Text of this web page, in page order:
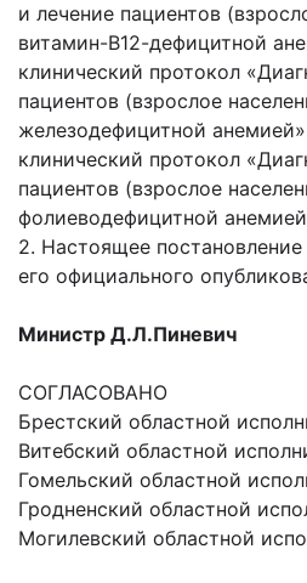
и лечение пациентов
витамин-В12-дефицитной
клинический протокол
пациентов (взрослое
железодефицитной
клинический протокол
пациентов (взрослое
фолиеводефицитной
2. Настоящее
его официального
Министр Д.Л.Пиневич
СОГЛАСОВАНО
Брестский областной
Витебский областной
Гомельский областной
Гродненский областной
Могилевский областной